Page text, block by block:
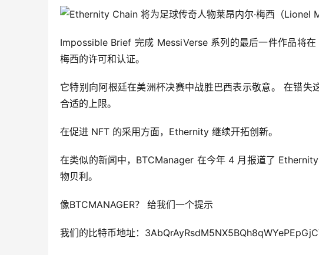
Impossible Brief 完成 MessiVerse 系列的最后一件作品将
梅西的许可和认证。
它特别向阿根廷在美洲杯决赛中战胜巴西表示敬意。 在错
合适的上限。
在促进 NFT 的采用方面，Ethernity 继续开拓创新。
在类似的新闻中，BTCManager 在今年 4 月报道了
物贝利。
像BTCMANAGER？ 给我们一个提示
我们的比特币地址：